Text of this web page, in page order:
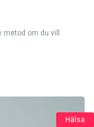
om du vill
Hälsa